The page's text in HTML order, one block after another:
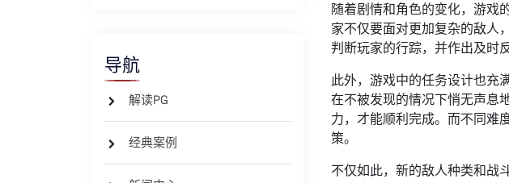
导航
解读PG
经典案例
随着剧情和角色的变化，游戏
家不仅要面对更加复杂的敌人
判断玩家的行踪，并作出及时
此外，游戏中的任务设计也充
在不被发现的情况下悄无声息
力，才能顺利完成。而不同难
策。
不仅如此，新的敌人种类和战